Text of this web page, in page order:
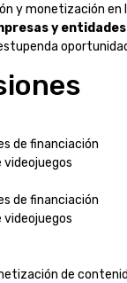
y monetización en
y
de financiación
videojuegos
de financiación
videojuegos
de